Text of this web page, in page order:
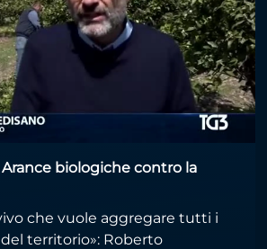
Arance biologiche contro la
che vuole aggregare tutti i
territorio»: Roberto